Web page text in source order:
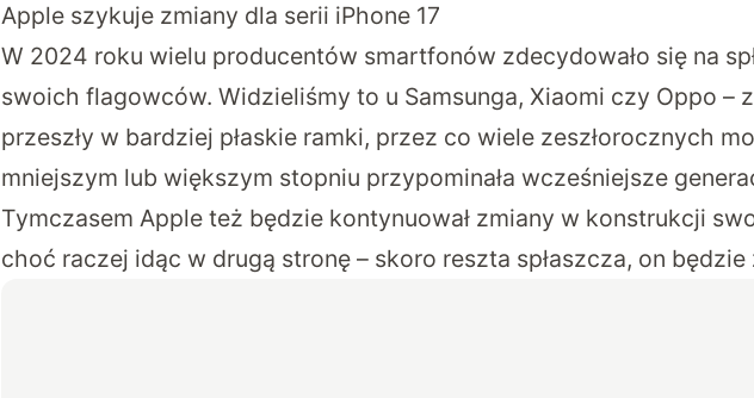
Apple szykuje zmiany dla serii iPhone 17
W 2024 roku wielu producentów smartfonów zdecydowało się na
swoich flagowców. Widzieliśmy to u Samsunga, Xiaomi czy Oppo –
przeszły w bardziej płaskie ramki, przez co wiele zeszłorocznych
mniejszym lub większym stopniu przypominała wcześniejsze
Tymczasem Apple też będzie kontynuował zmiany w konstrukcji
choć raczej idąc w drugą stronę – skoro reszta spłaszcza, on będzie